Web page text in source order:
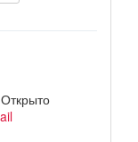
Открыто